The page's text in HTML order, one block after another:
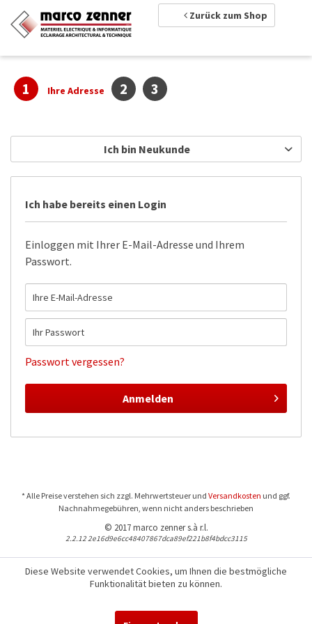
Zurück zum Shop
1 Ihre Adresse 2 3
Ich bin Neukunde
Ich habe bereits einen Login
Einloggen mit Ihrer E-Mail-Adresse und Ihrem
Passwort.
Passwort vergessen?
Anmelden
* Alle Preise verstehen sich zzgl. Mehrwertsteuer und Versandkosten und ggf.
Nachnahmegebühren, wenn nicht anders beschrieben
© 2017 marco zenner s.à r.l.
2.2.12 2e16d9e6cc48407867dca89ef221b8f4bdcc3115
+352 441544-1
Diese Website verwendet Cookies, um Ihnen die bestmögliche
Funktionalität bieten zu können.